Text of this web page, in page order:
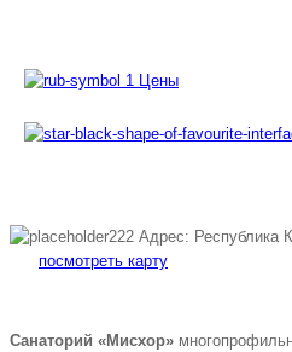
Цены
Адрес: Республика
посмотреть карту
Санаторий «Мисхор»